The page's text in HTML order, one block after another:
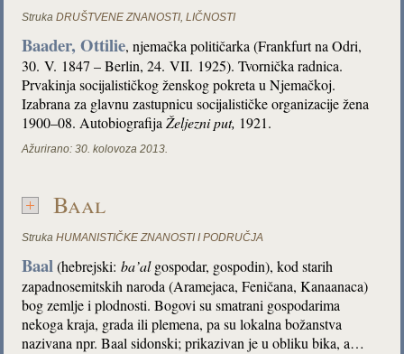
Struka DRUŠTVENE ZNANOSTI,LIČNOSTI
Baader, Ottilie, njemačka političarka (Frankfurt na Odri,
30. V. 1847 – Berlin, 24. VII. 1925). Tvornička radnica.
Prvakinja socijalističkog ženskog pokreta u Njemačkoj.
Izabrana za glavnu zastupnicu socijalističke organizacije žena
1900–08. Autobiografija Željezni put, 1921.
Ažurirano: 30. kolovoza 2013.
Baal
Struka HUMANISTIČKE ZNANOSTI I PODRUČJA
Baal(hebrejski:ba’algospodar, gospodin), kod starih
zapadnosemitskih naroda (Aramejaca, Feničana, Kanaanaca)
bog zemlje i plodnosti. Bogovi su smatrani gospodarima
nekoga kraja, grada ili plemena, pa su lokalna božanstva
nazivana npr. Baal sidonski; prikazivan je u obliku bika, a…